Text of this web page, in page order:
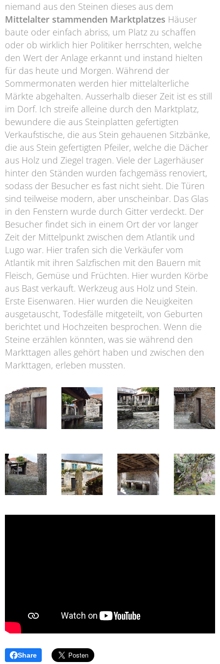
niemand aus den Steinen dieses aus dem
Mittelalter stammenden Marktplatzes Häuser
baute oder einfach abriss, um Platz zu schaffen
oder ob wirklich hier Politiker herrschten, welche
den Wert der Anlage erkannt und instand hielten
für das heute und Morgen. Während der
Sommermonaten werden hier mittelalterliche
Märkte abgehalten. Ausserhalb dieser Zeit ist es still
im Dorf. Ich streife alleine durch den Marktplatz,
bewundere die aus Steinplatten gefertigten
Verkaufstische, die aus Stein gehauenen Sitzbänke,
die aus Stein gefertigten Pfeiler, welche die Dächer
aus Holz und Ziegel tragen. Viele der Lagerhäuser
hinter den Ständen wurden fachgemäss renoviert,
sodass der Besucher es fast nicht sieht. Die Türen
sind teilweise modern, aber unscheinbar. Das Glas
in den Fenstern wurde durch Gitter verdeckt. Der
Besucher findet sich in einem Ort der vor langer
Zeit der Mittelpunkt zwischen dem Atlantik und
Lugo war. Hier trafen sich die Verkäufer vom
Atlantik mit ihren Salzfischen mit den Bauern mit
Fleisch, Gemüse und Früchten. Hier wurden Körbe
aus Bast verkauft. Werkzeug aus Holz und Stein.
Erste Eisenwaren. Hier wurden die Neuigkeiten
ausgetauscht, Todesfälle mitgeteilt, von Geburten
berichtet und Hochzeiten besprochen. Wenn die
Steine erzählen könnten, was sie während den
Markttagen alles gehört haben und zwischen den
Markttagen, erleben mussten.
Share